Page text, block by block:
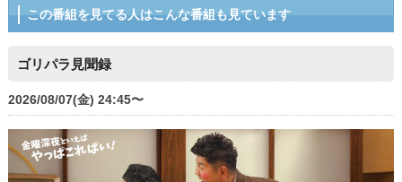
この番組を見てる人はこんな番組も見ています
ゴリパラ見聞録
2026/08/07(金) 24:45〜